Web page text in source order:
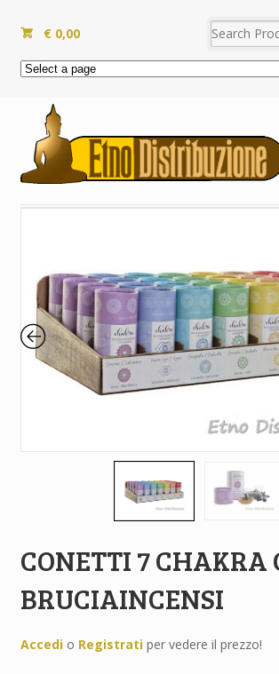
€ 0,00
CONETTI 7 CHAKRA
BRUCIAINCENSI
Accedio Registratiper vedere il prezzo!